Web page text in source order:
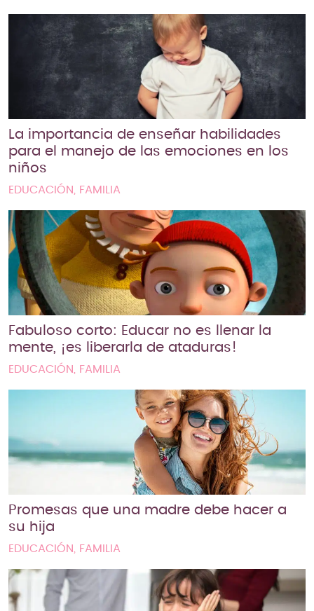
La importancia de enseñar habilidades
para el manejo de las emociones en los
niños
EDUCACIÓN, FAMILIA
Fabuloso corto: Educar no es llenar la
mente, ¡es liberarla de ataduras!
EDUCACIÓN, FAMILIA
Promesas que una madre debe hacer a
su hija
EDUCACIÓN, FAMILIA